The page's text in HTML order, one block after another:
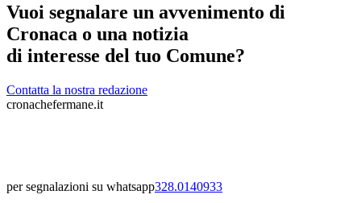
Vuoi segnalare un avvenimento di
Cronaca o una notizia
di interesse del tuo Comune?
Contatta la nostra redazione
cronachefermane.it
per segnalazioni su whatsapp328.0140933